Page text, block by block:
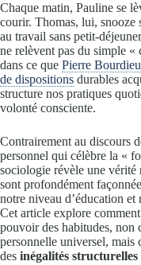
Chaque matin, Pauline se
courir. Thomas, lui,
au travail sans petit-
ne relèvent pas du simple
dans ce que Pierre Bourdieu
de dispositions durables
structure nos pratiques
volonté consciente.
Contrairement au discours
personnel qui célèbre la «
sociologie révèle une
sont profondément
notre niveau d’éducation et
Cet article explore
pouvoir des habitudes, non
personnelle universel, mais
des inégalités structurelles